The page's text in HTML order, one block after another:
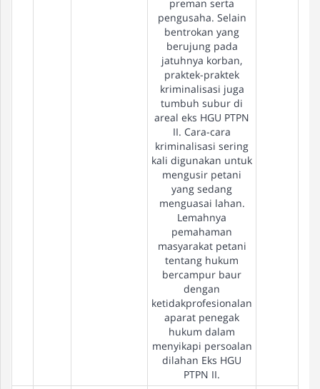
preman serta
pengusaha. Selain
bentrokan yang
berujung pada
jatuhnya korban,
praktek-praktek
kriminalisasi juga
tumbuh subur di
areal eks HGU PTPN
II. Cara-cara
kriminalisasi sering
kali digunakan untuk
mengusir petani
yang sedang
menguasai lahan.
Lemahnya
pemahaman
masyarakat petani
tentang hukum
bercampur baur
dengan
ketidakprofesionalan
aparat penegak
hukum dalam
menyikapi persoalan
dilahan Eks HGU
PTPN II.